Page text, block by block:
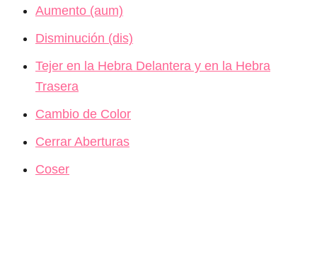
Aumento (aum)
Disminución (dis)
Tejer en la Hebra Delantera y en la Hebra
Trasera
Cambio de Color
Cerrar Aberturas
Coser